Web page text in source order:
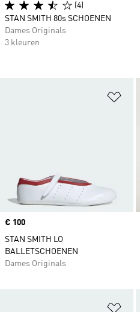
Price
€ 100
STAN SMITH LO
BALLETSCHOENEN
Dames Originals
(4)
STAN SMITH 80s SCHOENEN
Dames Originals
3 kleuren